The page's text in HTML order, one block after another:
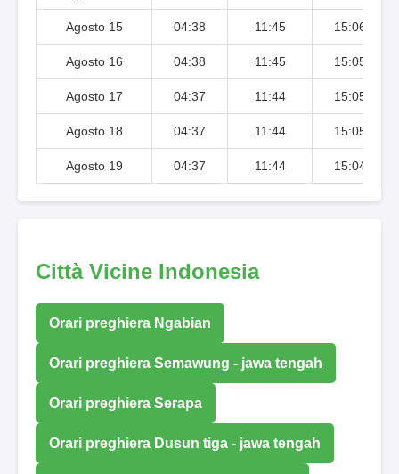
Agosto 15 04:38 11:45 15:06
Agosto 16 04:38 11:45 15:05
Agosto 17 04:37 11:44 15:05
Agosto 18 04:37 11:44 15:05
Agosto 19 04:37 11:44 15:04
Città Vicine Indonesia
Orari preghiera Ngabian
Orari preghiera Semawung - jawa tengah
Orari preghiera Serapa
Orari preghiera Dusun tiga - jawa tengah